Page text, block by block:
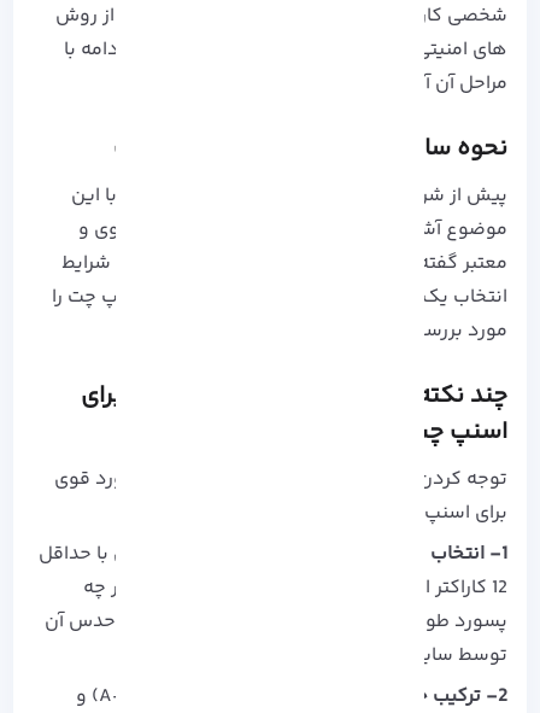
شخصی کاربران نیز باید در اولویت قرار گیرد. یکی از روش
های امنیتی، ساخت پسورد قوی است که در این ادامه با
مراحل آن آشنا خواهید شد.
نحوه ساخت پسورد قوی برای اسنپ چت
پیش از شروع به مراحل ساخت پسورد، بهتر است با این
موضوع آشنا شوید که اصلا به چه پسورد هایی قوی و
معتبر گفته می شود؟ در این بخش پس از بررسی شرایط
انتخاب یک رمز عبور قوی، مراحل ساخت ـن در اسنپ چت را
مورد بررسی قرار خواهیم داد:
چند نکته مهم برای ساخت پسورد قوی برای
اسنپ چت
توجه کردن به این موارد می تواند در انتخاب پسورد قوی
برای اسنپ چت کمک کننده باشد:
1- انتخاب یک پسورد طولانی:
سعی کنید پسوردی با حداقل
12 کاراکتر انتخاب کنید. در نظر داشته باشید که هر چه
پسورد طولانی‌تر باشد، قدرتمند تر بوده و احتمال حدس آن
توسط سایر افراد کم خواهد بود.
2- ترکیب حروف بزرگ و کوچک:
از حروف بزرگ (A-Z) و